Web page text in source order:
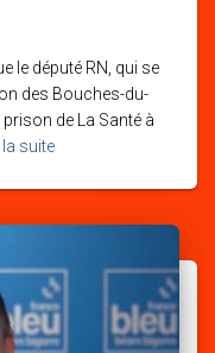
le député RN, qui se
des Bouches-du-
de La Santé à
la suite